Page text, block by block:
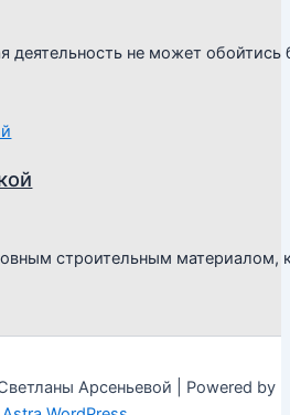
деятельность не может
строительным материалом,
Арсеньевой | Powered by